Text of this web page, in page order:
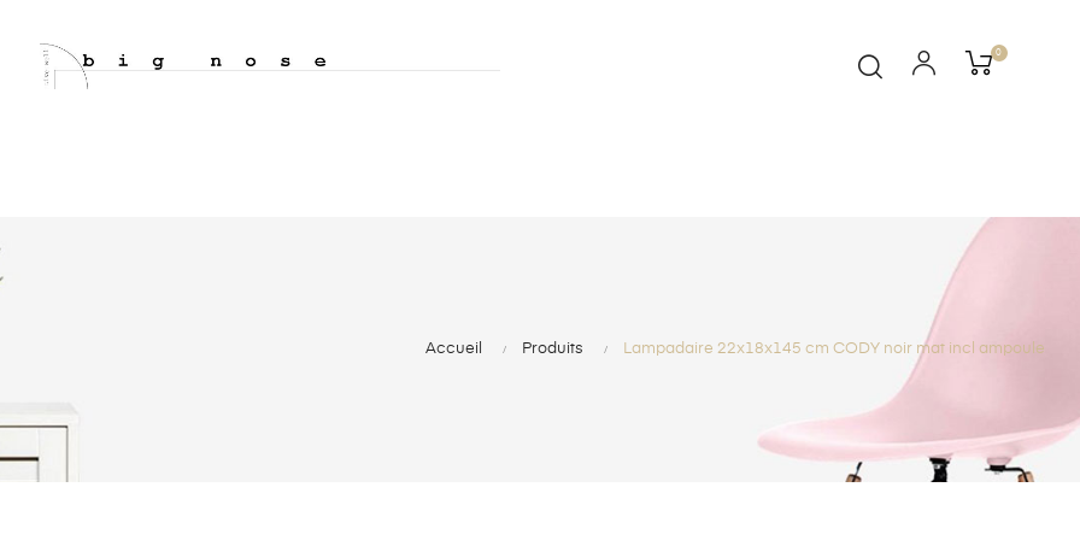
0
Accueil Produits Lampadaire 22x18x145 cm CODY noir mat incl ampoule